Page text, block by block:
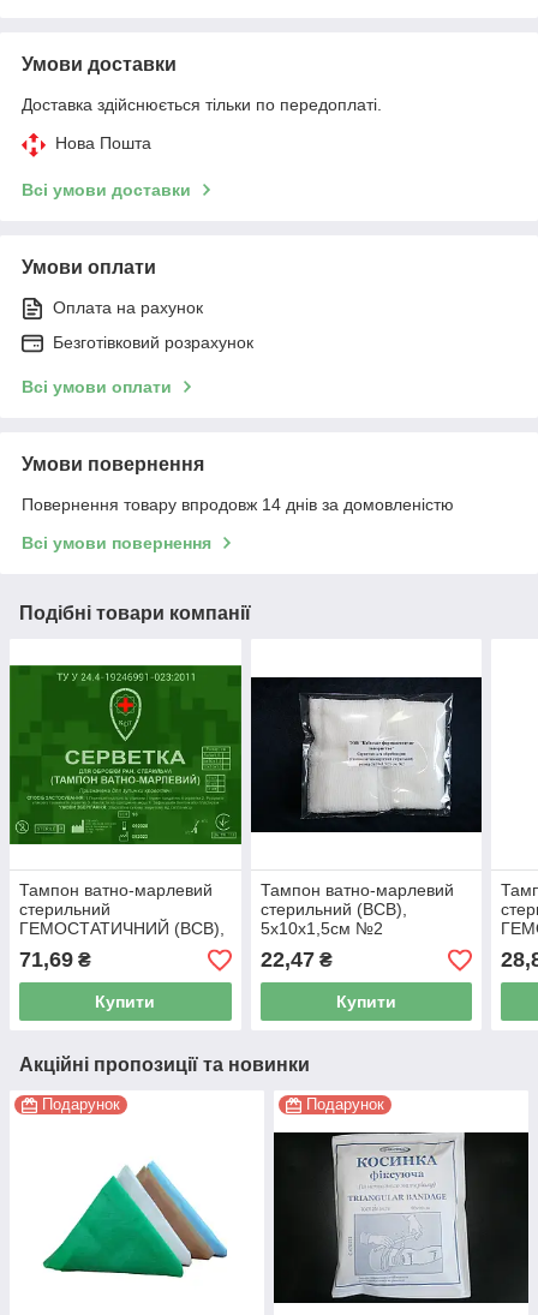
Умови доставки
Доставка здійснюється тільки по передоплаті.
Нова Пошта
Всі умови доставки
Умови оплати
Оплата на рахунок
Безготівковий розрахунок
Всі умови оплати
Умови повернення
Повернення товару впродовж 14 днів за домовленістю
Всі умови повернення
Подібні товари компанії
Тампон ватно-марлевий
стерильний
ГЕМОСТАТИЧНИЙ (ВСВ),
10х10х1,5см №2
71,69 ₴
Купити
Тампон ватно-марлевий
стерильний (ВСВ),
5х10х1,5см №2
22,47₴
Купити
Акційні пропозиції та новинки
Подарунок Подарунок